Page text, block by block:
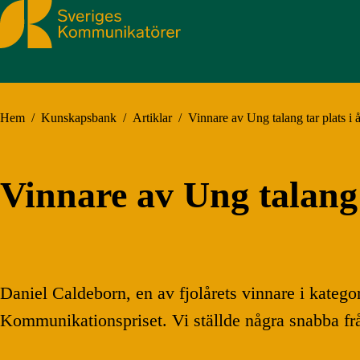
Sveriges Kommunikatörer
Hem / Kunskapsbank / Artiklar / Vinnare av Ung talang tar plats i
Vinnare av Ung
Daniel Caldeborn, en av fjolårets vinnare i
Kommunikationspriset. Vi ställde några snabba